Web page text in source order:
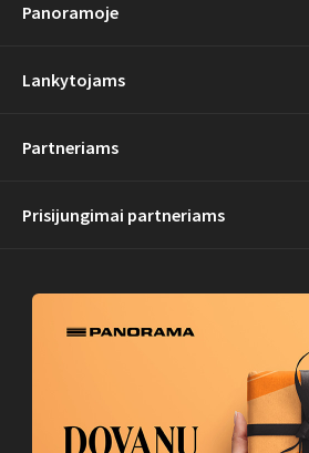
Panoramoje
Lankytojams
Partneriams
Prisijungimai partneriams